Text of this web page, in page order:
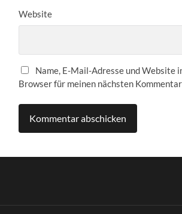
Website
Name, E-Mail-Adresse und Website
Browser für meinen nächsten